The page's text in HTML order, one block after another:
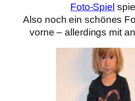
Foto-Spiel
Also noch ein schönes
vorne – allerdings mit